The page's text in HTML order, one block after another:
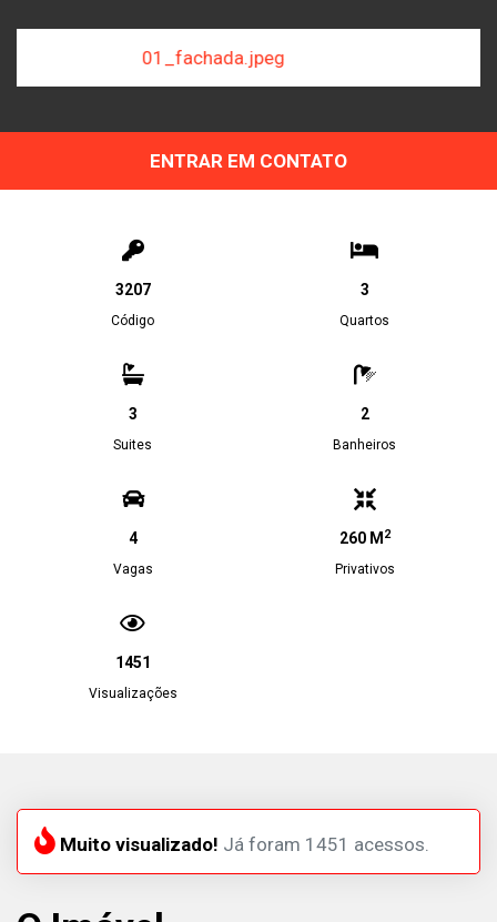
02_fachada.jpeg
ENTRAR EM CONTATO
3207
Código
3
Quartos
3
Suites
2
Banheiros
4
Vagas
260 M 2
Privativos
1451
Visualizações
Muito visualizado! Já foram 1451 acessos.